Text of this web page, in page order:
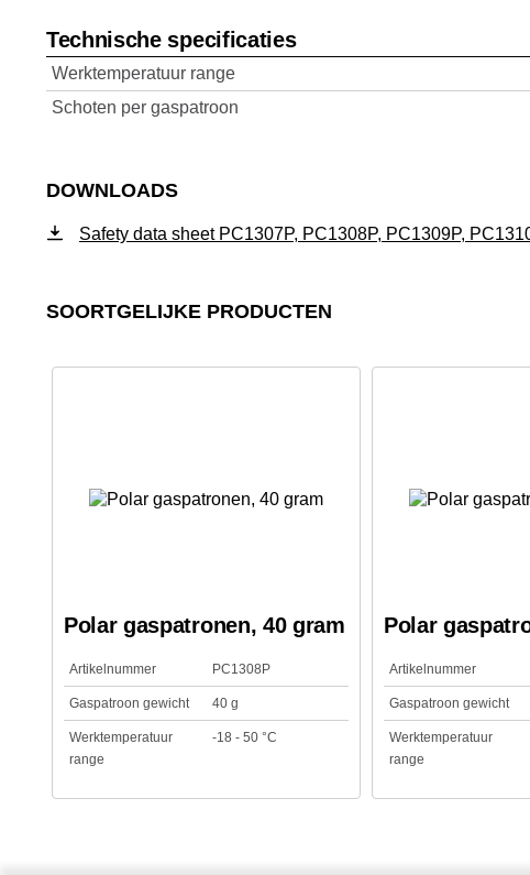
Technische specificaties
Werktemperatuur range
Schoten per gaspatroon
DOWNLOADS
Safety data sheet PC1307P, PC1308P, PC1309P,
SOORTGELIJKE PRODUCTEN
Polar gaspatronen, 40 gram
Artikelnummer PC1308P
Gaspatroon gewicht 40 g
Werktemperatuur
range
-18 - 50 °C
Polar
Artikelnummer
Gaspatroon gewicht
Werktemperatuur
range